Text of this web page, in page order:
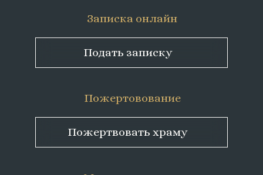
Пожертвовать храму
Подать записку
Пожертовование
Записка онлайн